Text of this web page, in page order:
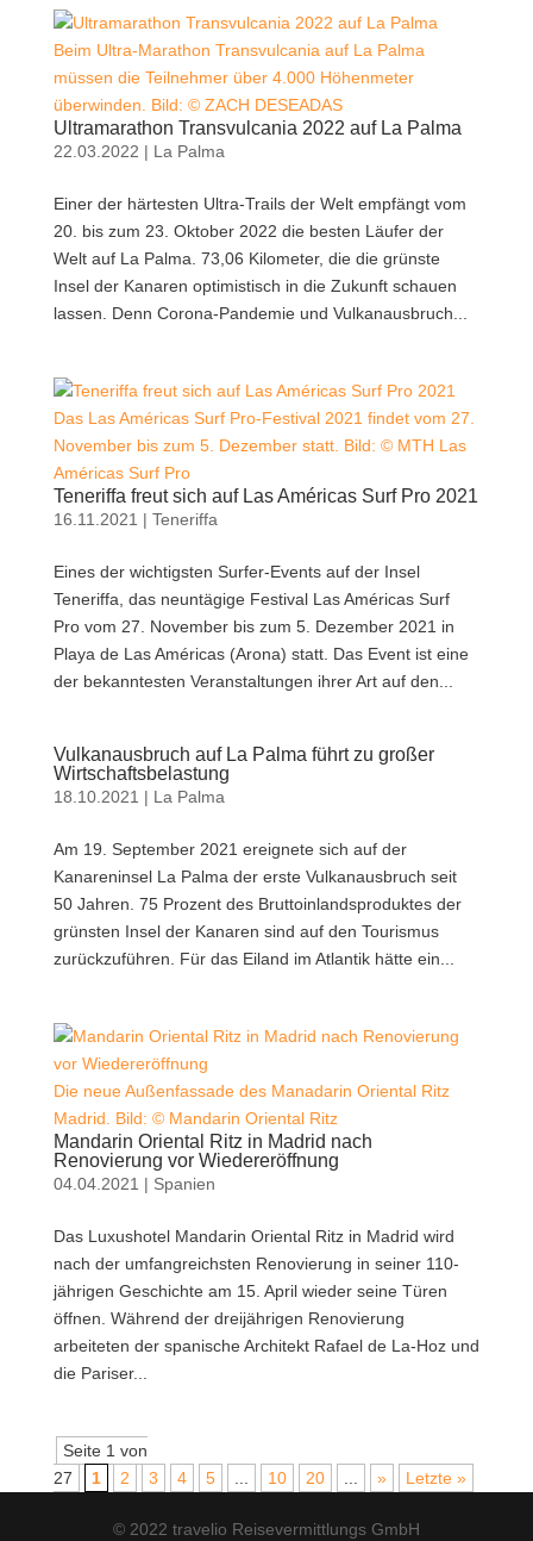
Beim Ultra-Marathon Transvulcania auf La Palma
müssen die Teilnehmer über 4.000 Höhenmeter
überwinden. Bild: © ZACH DESEADAS
Ultramarathon Transvulcania 2022 auf La Palma
22.03.2022 | La Palma
Einer der härtesten Ultra-Trails der Welt empfängt vom
20. bis zum 23. Oktober 2022 die besten Läufer der
Welt auf La Palma. 73,06 Kilometer, die die grünste
Insel der Kanaren optimistisch in die Zukunft schauen
lassen. Denn Corona-Pandemie und Vulkanausbruch...
Das Las Américas Surf Pro-Festival 2021 findet vom 27.
November bis zum 5. Dezember statt. Bild: © MTH Las
Américas Surf Pro
Teneriffa freut sich auf Las Américas Surf Pro 2021
16.11.2021 | Teneriffa
Eines der wichtigsten Surfer-Events auf der Insel
Teneriffa, das neuntägige Festival Las Américas Surf
Pro vom 27. November bis zum 5. Dezember 2021 in
Playa de Las Américas (Arona) statt. Das Event ist eine
der bekanntesten Veranstaltungen ihrer Art auf den...
Vulkanausbruch auf La Palma führt zu großer
Wirtschaftsbelastung
18.10.2021 | La Palma
Am 19. September 2021 ereignete sich auf der
Kanareninsel La Palma der erste Vulkanausbruch seit
50 Jahren. 75 Prozent des Bruttoinlandsproduktes der
grünsten Insel der Kanaren sind auf den Tourismus
zurückzuführen. Für das Eiland im Atlantik hätte ein...
Die neue Außenfassade des Manadarin Oriental Ritz
Madrid. Bild: © Mandarin Oriental Ritz
Mandarin Oriental Ritz in Madrid nach
Renovierung vor Wiedereröffnung
04.04.2021 | Spanien
Das Luxushotel Mandarin Oriental Ritz in Madrid wird
nach der umfangreichsten Renovierung in seiner 110-
jährigen Geschichte am 15. April wieder seine Türen
öffnen. Während der dreijährigen Renovierung
arbeiteten der spanische Architekt Rafael de La-Hoz und
die Pariser...
Seite 1 von
27
1 2 3 4 5 10 20 » Letzte »
© 2022 travelio Reisevermittlungs GmbH